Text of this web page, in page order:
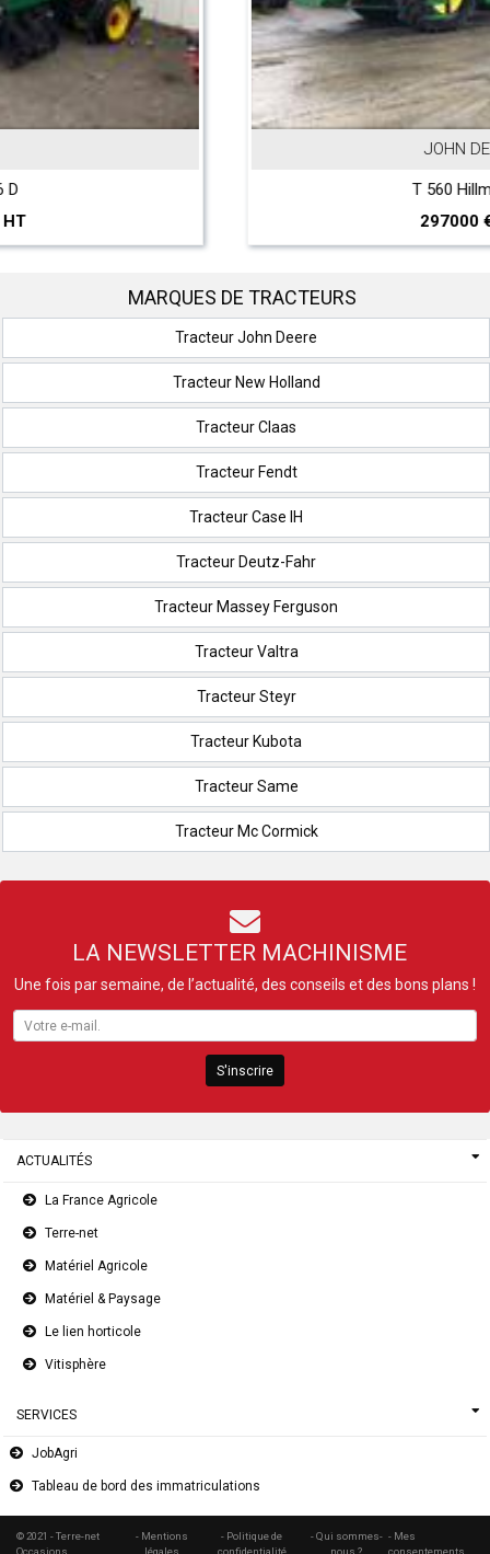
MARQUES DE TRACTEURS
Tracteur John Deere
Tracteur New Holland
Tracteur Claas
Tracteur Fendt
Tracteur Case IH
Tracteur Deutz-Fahr
Tracteur Massey Ferguson
Tracteur Valtra
Tracteur Steyr
Tracteur Kubota
Tracteur Same
Tracteur Mc Cormick
LA NEWSLETTER MACHINISME
Une fois par semaine, de l’actualité, des conseils et des bons plans !
S'inscrire
ACTUALITÉS
La France Agricole
Terre-net
Matériel Agricole
Matériel & Paysage
Le lien horticole
Vitisphère
SERVICES
JobAgri
Tableau de bord des immatriculations
© 2021 - Terre-net
Occasions
- Mentions
légales
- Politique de
confidentialité
- Qui sommes-
nous ?
- Mes
consentements